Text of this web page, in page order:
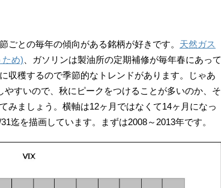
ごとの毎年の傾向がある銘柄が好きです。 天然ガス
め) 、ガソリンは製油所の定期補修が毎年春にあって
収穫するので季節的なトレンドがあります。じゃあ
すいので、秋にピークをつけることが多いのか、そ
みましょう。横軸は12ヶ月ではなくて14ヶ月になっ
迄を描画しています。まずは2008～2013年です。